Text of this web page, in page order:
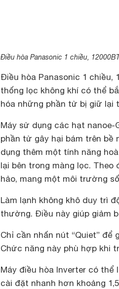
Điều hòa Panasonic 1 chiều,
Điều hòa Panasonic 1 chiều,
thống lọc không khí có thể
hóa những phần tử bị giữ lại
Máy sử dụng các hạt
phần tử gây hại bám trên bề
dụng thêm một tính năng
lại bên trong màng lọc.
hảo, mang một môi trường
Làm lạnh không khô duy trì
thường. Điều này giúp giảm
Chỉ cần nhấn nút “Quiet” để
Chức năng này phù hợp khi
Máy điều hòa Inverter có
cài đặt nhanh hơn khoảng